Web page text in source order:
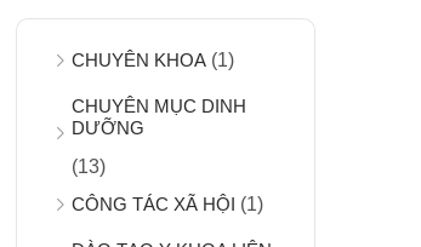
CHUYÊN KHOA(1)
CHUYÊN MỤC DINH
DƯỠNG
(13)
CÔNG TÁC XÃ HỘI (1)